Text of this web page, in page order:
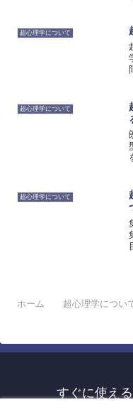
超心理学について
超心理学について
超心理学について
ホーム
超心理学につい
すぐに使え